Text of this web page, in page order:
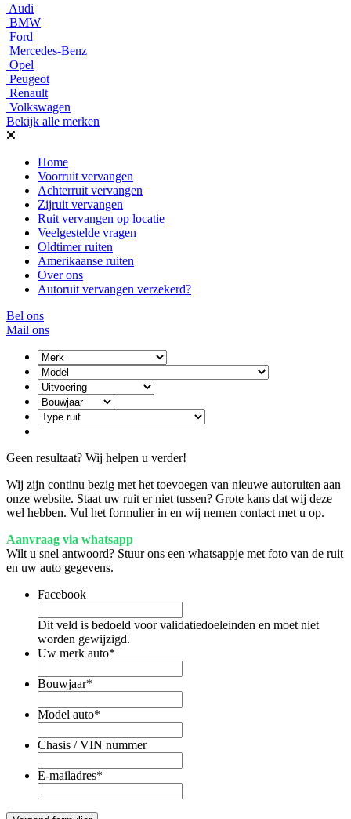
Audi
BMW
Ford
Mercedes-Benz
Opel
Peugeot
Renault
Volkswagen
Bekijk alle merken
Home
Voorruit vervangen
Achterruit vervangen
Zijruit vervangen
Ruit vervangen op locatie
Veelgestelde vragen
Oldtimer ruiten
Amerikaanse ruiten
Over ons
Autoruit vervangen verzekerd?
Bel ons
Mail ons
Geen resultaat? Wij helpen u verder!
Wij zijn continu bezig met het toevoegen van nieuwe autoruiten aan
onze website. Staat uw ruit er niet tussen? Grote kans dat wij deze
wel hebben. Vul het formulier in en wij nemen contact met u op.
Aanvraag via whatsapp
Wilt u snel antwoord? Stuur ons een whatsappje met foto van de ruit
en uw auto gegevens.
Facebook
Dit veld is bedoeld voor validatiedoeleinden en moet niet
worden gewijzigd.
Uw merk auto*
Bouwjaar*
Model auto*
Chasis / VIN nummer
E-mailadres*